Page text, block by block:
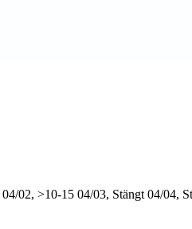
04/02, >10-15 04/03, Stängt 04/04,